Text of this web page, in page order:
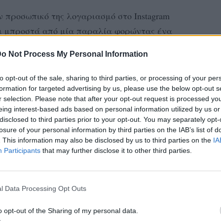
Not Process My Personal Information
opt-out of the sale, sharing to third parties, or processing of your
for targeted advertising by us, please use the below opt-out
selection. Please note that after your opt-out request is processed
interest-based ads based on personal information utilized by us
to third parties prior to your opt-out. You may separately
of your personal information by third parties on the IAB’s list of
This information may also be disclosed by us to third parties on the
Participants that may further disclose it to other third parties.
Data Processing Opt Outs
opt-out of the Sharing of my personal data.
της λογαριασμό στο Instagram
μπροστά από μία παραλία φορώντας ένα
οι θαυμαστές της την έχουν «αποθεώσει»
πως ξέρει να φροντίζει το
διατηρεί πάντα σε φόρμα, αφού δεν
από την περίοδο, που «μεσουρανούσε»